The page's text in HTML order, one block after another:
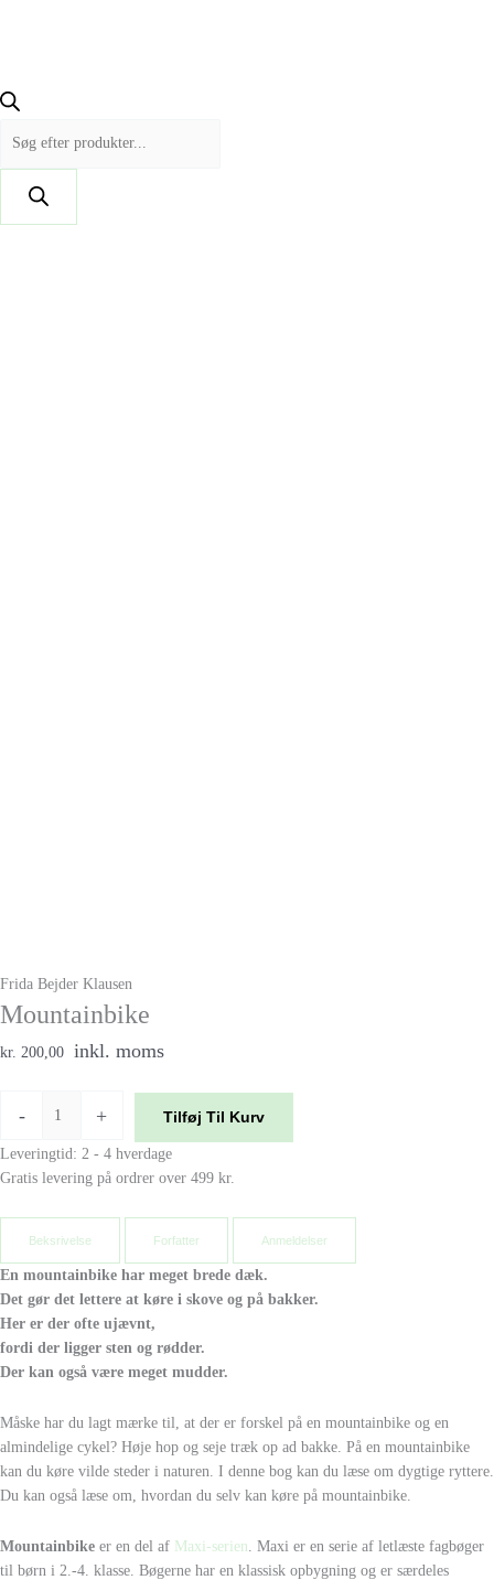
Frida Bejder Klausen
Mountainbike
kr. 200,00 inkl. moms
- + Tilføj Til Kurv
Leveringtid: 2 - 4 hverdage
Gratis levering på ordrer over 499 kr.
Beksrivelse Forfatter Anmeldelser
En mountainbike har meget brede dæk.
Det gør det lettere at køre i skove og på bakker.
Her er der ofte ujævnt,
fordi der ligger sten og rødder.
Der kan også være meget mudder.
Måske har du lagt mærke til, at der er forskel på en mountainbike og en
almindelige cykel? Høje hop og seje træk op ad bakke. På en mountainbike
kan du køre vilde steder i naturen. I denne bog kan du læse om dygtige ryttere.
Du kan også læse om, hvordan du selv kan køre på mountainbike.
Mountainbike er en del af Maxi-serien . Maxi er en serie af letlæste fagbøger
til børn i 2.-4. klasse. Bøgerne har en klassisk opbygning og er særdeles